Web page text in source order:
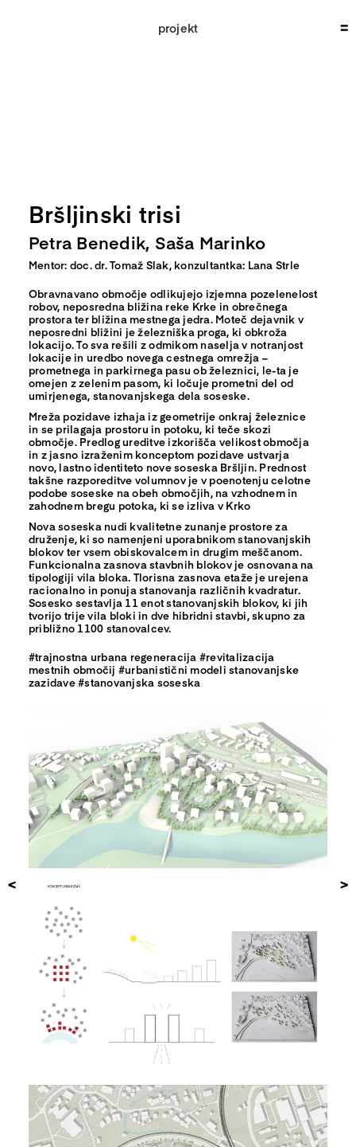
Bršljinski trisi
Petra Benedik, Saša Marinko
Mentor: doc. dr. Tomaž Slak, konzultantka: Lana Strle
Obravnavano območje odlikujejo izjemna pozelenelost
robov, neposredna bližina reke Krke in obrečnega
prostora ter bližina mestnega jedra. Moteč dejavnik v
neposredni bližini je železniška proga, ki obkroža
lokacijo. To sva rešili z odmikom naselja v notranjost
lokacije in uredbo novega cestnega omrežja –
prometnega in parkirnega pasu ob železnici, le-ta je
omejen z zelenim pasom, ki ločuje prometni del od
umirjenega, stanovanjskega dela soseske.
Mreža pozidave izhaja iz geometrije onkraj železnice
in se prilagaja prostoru in potoku, ki teče skozi
območje. Predlog ureditve izkorišča velikost območja
in z jasno izraženim konceptom pozidave ustvarja
novo, lastno identiteto nove soseska Bršljin. Prednost
takšne razporeditve volumnov je v poenotenju celotne
podobe soseske na obeh območjih, na vzhodnem in
zahodnem bregu potoka, ki se izliva v Krko
Nova soseska nudi kvalitetne zunanje prostore za
druženje, ki so namenjeni uporabnikom stanovanjskih
blokov ter vsem obiskovalcem in drugim meščanom.
Funkcionalna zasnova stavbnih blokov je osnovana na
tipologiji vila bloka. Tlorisna zasnova etaže je urejena
racionalno in ponuja stanovanja različnih kvadratur.
Sosesko sestavlja 11 enot stanovanjskih blokov, ki jih
tvorijo trije vila bloki in dve hibridni stavbi, skupno za
približno 1100 stanovalcev.
#trajnostna urbana regeneracija #revitalizacija
mestnih območij #urbanistični modeli stanovanjske
zazidave #stanovanjska soseska
projekt